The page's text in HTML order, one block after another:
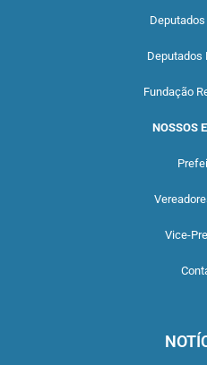
Deputados
Fundação
NOSSOS
Vice-